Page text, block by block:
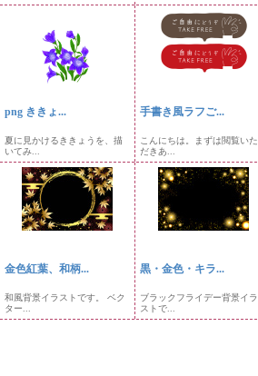
png ききょ...
夏に見かけるききょうを、描
いてみ...
手書き風ラフご...
こんにちは。まずは閲覧いた
だきあ...
金色紅葉、和柄...
和風背景イラストです。 ベク
ター...
黒・金色・キラ...
ブラックフライデー背景イラ
ストで...